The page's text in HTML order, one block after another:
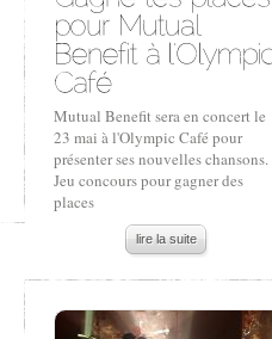
Mutual Benefit sera en concert le
23 mai à l'Olympic Café pour
présenter ses nouvelles chansons.
Jeu concours pour gagner des
places
lire la suite